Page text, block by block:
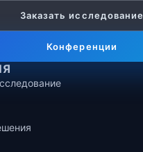
Заказать исследование
Конференции